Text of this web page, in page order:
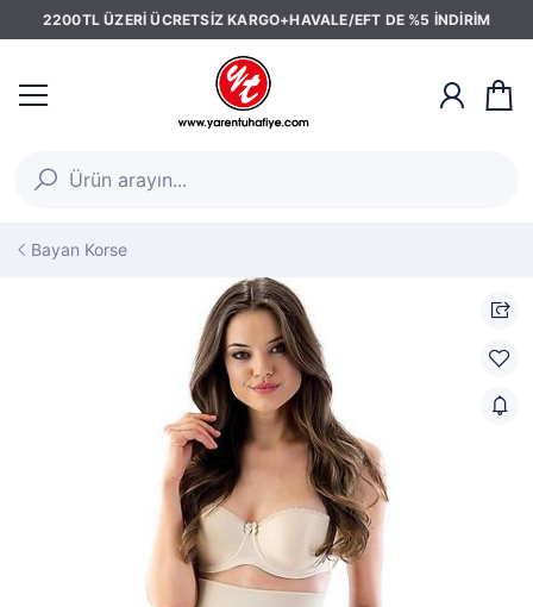
2200TL ÜZERİ ÜCRETSİZ KARGO+HAVALE/EFT DE %5 İNDİRİM
Bayan Korse